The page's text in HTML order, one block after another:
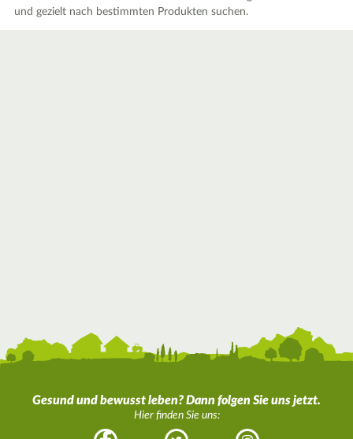
und gezielt nach bestimmten Produkten suchen.
Gesund und bewusst leben? Dann folgen Sie uns jetzt.
Hier finden Sie uns: